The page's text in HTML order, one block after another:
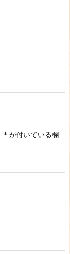
* が付いている欄